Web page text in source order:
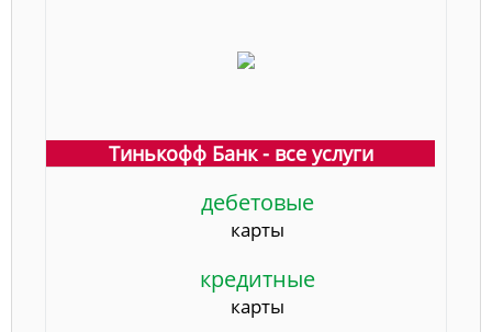
Тинькофф Банк - все услуги
дебетовые
карты
кредитные
карты